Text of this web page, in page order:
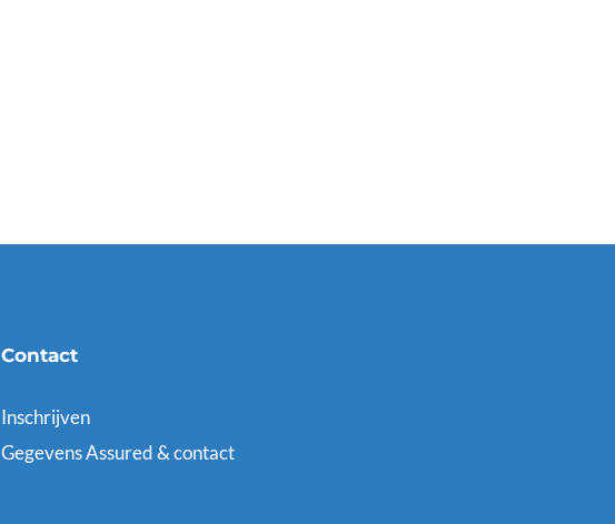
Contact
Inschrijven
Gegevens Assured & contact